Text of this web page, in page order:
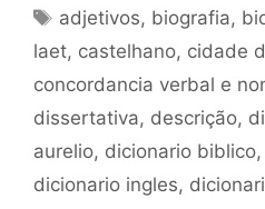
Tags
adjetivos, biografia,
laet, castelhano, cidade
concordancia verbal e
dissertativa, descrição,
aurelio, dicionario biblico,
dicionario ingles,